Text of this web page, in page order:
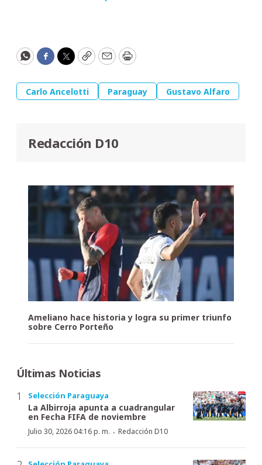
WhatsApp
Facebook
Twitter
CopyEmailPrint
Carlo Ancelotti Paraguay Gustavo Alfaro
Redacción D10
Ameliano hace historia y logra su primer triunfo
sobre Cerro Porteño
Últimas Noticias
Selección Paraguaya
La Albirroja apunta a cuadrangular
en Fecha FIFA de noviembre
Julio 30, 2026 04:16 p. m. · Redacción D10